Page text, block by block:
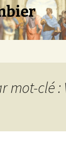
mot-clé